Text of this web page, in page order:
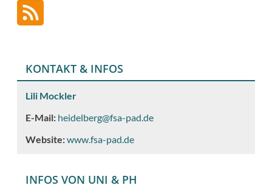
KONTAKT & INFOS
Lili Mockler
E-Mail: heidelberg@fsa-pad.de
Website:www.fsa-pad.de
INFOS VON UNI & PH